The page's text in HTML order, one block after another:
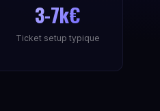
3-7k€
Ticket setup typique